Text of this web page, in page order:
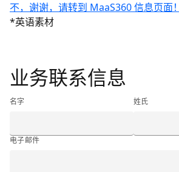
不，谢谢，请转到 MaaS360 信息页面！
*英语素材
业务联系信息
名字 姓氏
电子邮件